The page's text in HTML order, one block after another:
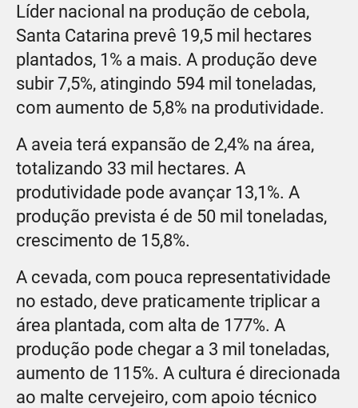
Líder nacional na produção de cebola,
Santa Catarina prevê 19,5 mil hectares
plantados, 1% a mais. A produção deve
subir 7,5%, atingindo 594 mil toneladas,
com aumento de 5,8% na produtividade.
A aveia terá expansão de 2,4% na área,
totalizando 33 mil hectares. A
produtividade pode avançar 13,1%. A
produção prevista é de 50 mil toneladas,
crescimento de 15,8%.
A cevada, com pouca representatividade
no estado, deve praticamente triplicar a
área plantada, com alta de 177%. A
produção pode chegar a 3 mil toneladas,
aumento de 115%. A cultura é direcionada
ao malte cervejeiro, com apoio técnico